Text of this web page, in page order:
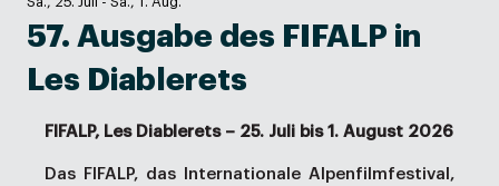
57. Ausgabe des FIFALP in
Les Diablerets
FIFALP, Les Diablerets – 25. Juli bis 1. August 2026
Das FIFALP, das Internationale Alpenfilmfestival,